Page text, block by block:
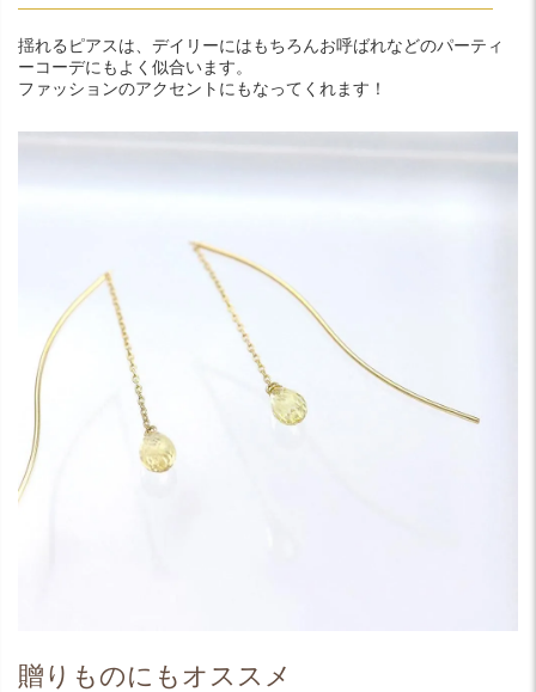
揺れるピアスは、デイリーにはもちろんお呼ばれなどのパーティ
ーコーデにもよく似合います。
ファッションのアクセントにもなってくれます！
贈りものにもオススメ